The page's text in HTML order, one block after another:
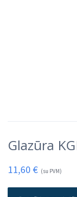
Glazūra
11,60 € (su PVM)